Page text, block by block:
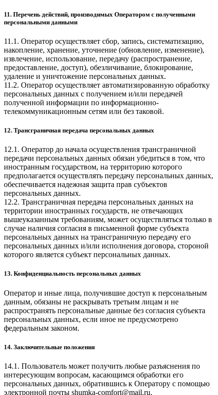
11. Перечень действий, производимых Оператором с полученными
персональными данными
11.1. Оператор осуществляет сбор, запись, систематизацию,
накопление, хранение, уточнение (обновление, изменение),
извлечение, использование, передачу (распространение,
предоставление, доступ), обезличивание, блокирование,
удаление и уничтожение персональных данных.
11.2. Оператор осуществляет автоматизированную обработку
персональных данных с получением и/или передачей
полученной информации по информационно-
телекоммуникационным сетям или без таковой.
12. Трансграничная передача персональных данных
12.1. Оператор до начала осуществления трансграничной
передачи персональных данных обязан убедиться в том, что
иностранным государством, на территорию которого
предполагается осуществлять передачу персональных данных,
обеспечивается надежная защита прав субъектов
персональных данных.
12.2. Трансграничная передача персональных данных на
территории иностранных государств, не отвечающих
вышеуказанным требованиям, может осуществляться только в
случае наличия согласия в письменной форме субъекта
персональных данных на трансграничную передачу его
персональных данных и/или исполнения договора, стороной
которого является субъект персональных данных.
13. Конфиденциальность персональных данных
Оператор и иные лица, получившие доступ к персональным
данным, обязаны не раскрывать третьим лицам и не
распространять персональные данные без согласия субъекта
персональных данных, если иное не предусмотрено
федеральным законом.
14. Заключительные положения
14.1. Пользователь может получить любые разъяснения по
интересующим вопросам, касающимся обработки его
персональных данных, обратившись к Оператору с помощью
электронной почты shumka-comfort@mail.ru.